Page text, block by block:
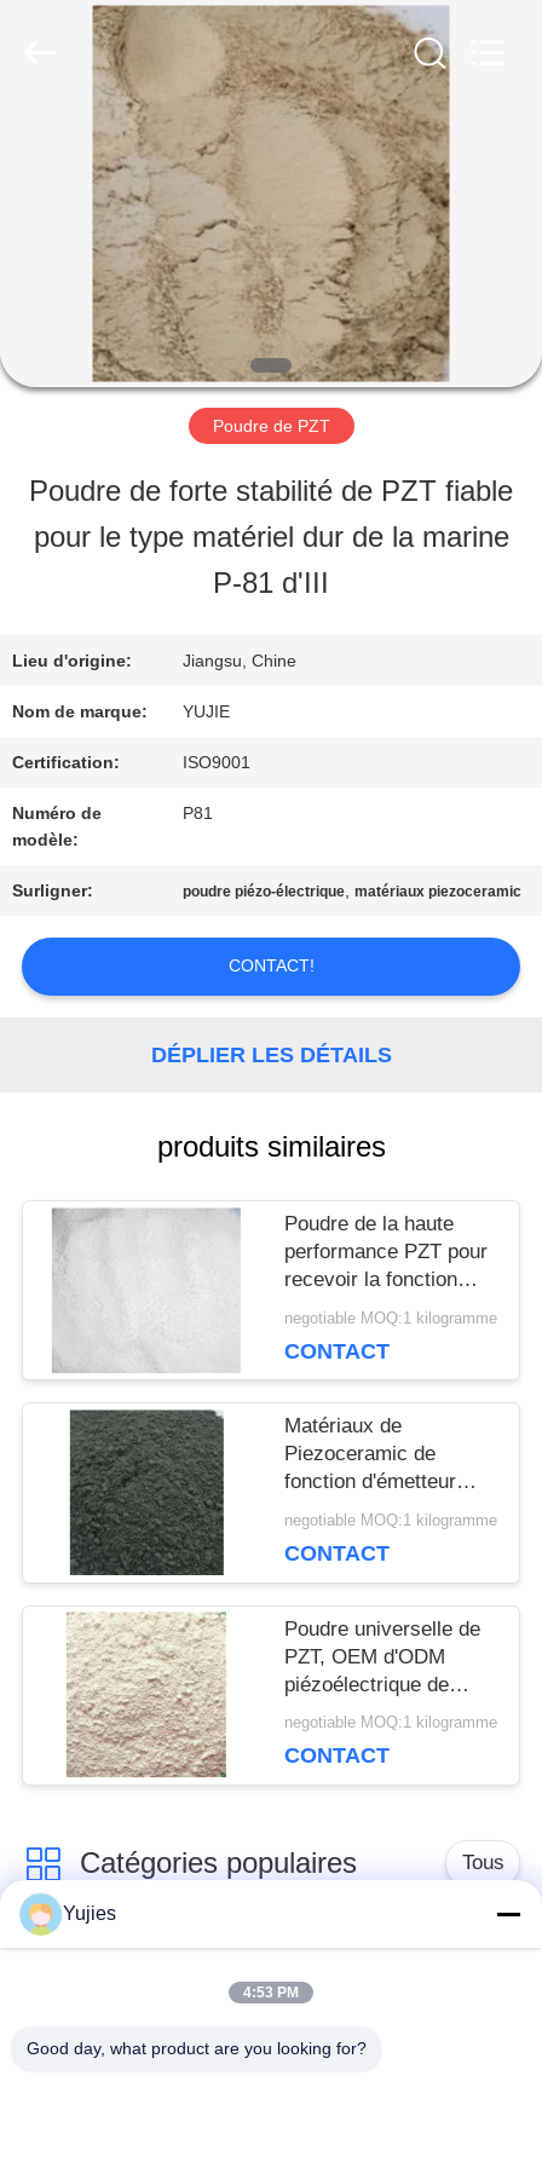
MAISON
PRODUITS
SUJET
NOUS
CONTRÔLE
DE
QUALITÉ
NOUS
DEMANDEZ
CITATION
PLAN
SITE
PRIVACY
POLICY
Poudre de PZT
Poudre de forte stabilité de PZT fiable
pour le type matériel dur de la marine
P-81 d'III
Lieu d'origine: Jiangsu, Chine
Nom de marque: YUJIE
Certification: ISO9001
Numéro de
modèle:
P81
Surligner: poudre piézo-électrique,matériaux piezoceramic
CONTACT!
DÉPLIER LES DÉTAILS
produits similaires
Poudre de la haute
performance PZT pour
recevoir la fonction
Piezoelectrics
negotiable MOQ:1 kilogramme
CONTACT
Matériaux de
Piezoceramic de
fonction d'émetteur
avec la certification
negotiable MOQ:1 kilogramme
CONTACT
Poudre universelle de
PZT, OEM d'ODM
piézoélectrique de
matériaux disponible
negotiable MOQ:1 kilogramme
CONTACT
Catégories populaires Tous
Transducteur
Transducteur
ultrasonique médical
transducteur de
Yujies
4:53 PM
Good day, what product are you looking for?